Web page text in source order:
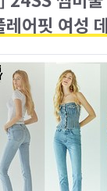
레어핏 여성